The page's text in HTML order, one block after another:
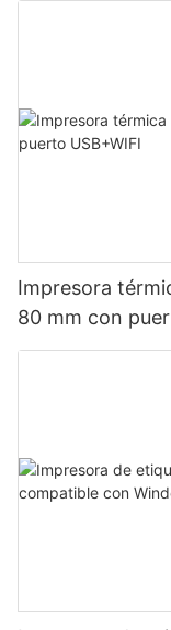
Impresora
80 mm con